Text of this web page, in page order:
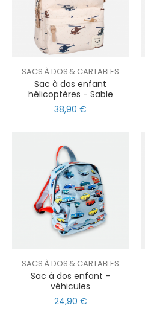
SACS À DOS & CARTABLES
Sac à dos enfant
hélicoptères - Sable
38,90 €
SACS À DOS & CARTABLES
Sac à dos enfant -
véhicules
24,90 €